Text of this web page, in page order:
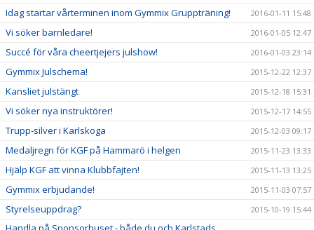
Idag startar vårterminen inom Gymmix Gruppträning! 2016-01-11 15:48
Vi söker barnledare! 2016-01-05 12:47
Succé för våra cheertjejers julshow! 2016-01-03 23:14
Gymmix Julschema! 2015-12-22 12:37
Kansliet julstängt 2015-12-18 15:31
Vi söker nya instruktörer! 2015-12-17 14:55
Trupp-silver i Karlskoga 2015-12-03 09:17
Medaljregn för KGF på Hammarö i helgen 2015-11-23 13:33
Hjälp KGF att vinna Klubbfajten! 2015-11-13 13:25
Gymmix erbjudande! 2015-11-03 07:57
Styrelseuppdrag? 2015-10-19 15:44